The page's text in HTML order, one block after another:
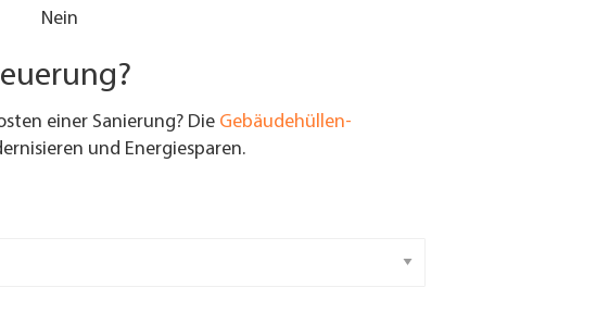
Nein
einer Sanierung? Die Gebäudehüllen-
und Energiesparen.